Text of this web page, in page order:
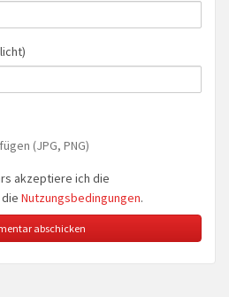
(JPG, PNG)
akzeptiere ich die
Nutzungsbedingungen.